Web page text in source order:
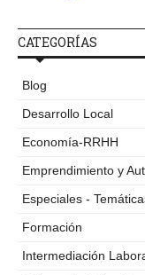
CATEGORÍAS
Blog
Desarrollo Local
Economía-RRHH
Emprendimiento y
Especiales -
Formación
Intermediación